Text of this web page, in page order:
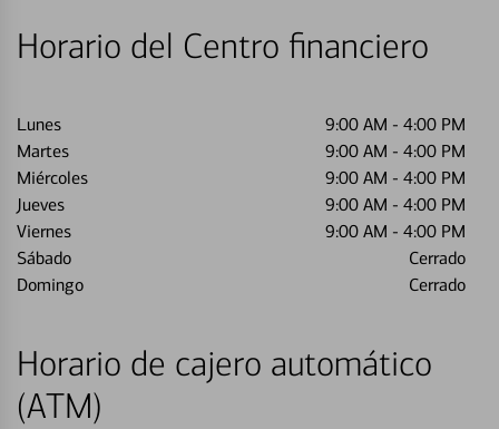
Horario del Centro financiero
Lunes 9:00 AM - 4:00 PM
Martes
9:00 AM - 4:00 PM
Miércoles
9:00 AM - 4:00 PM
Jueves
9:00 AM - 4:00 PM
Viernes
9:00 AM - 4:00 PM
Sábado
Cerrado
Domingo
Cerrado
Horario de cajero automático
(ATM)